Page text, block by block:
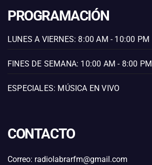
PROGRAMACIÓN
LUNES A VIERNES: 8:00 AM - 10:00 PM
FINES DE SEMANA: 10:00 AM - 8:00 PM
ESPECIALES: MÚSICA EN VIVO
CONTACTO
Correo: radiolabrarfm@gmail.com